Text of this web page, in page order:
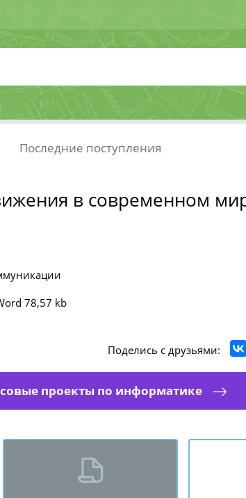
Последние поступления
в современном
78,57 kb
Поделись с друзьями:
проекты по информатике